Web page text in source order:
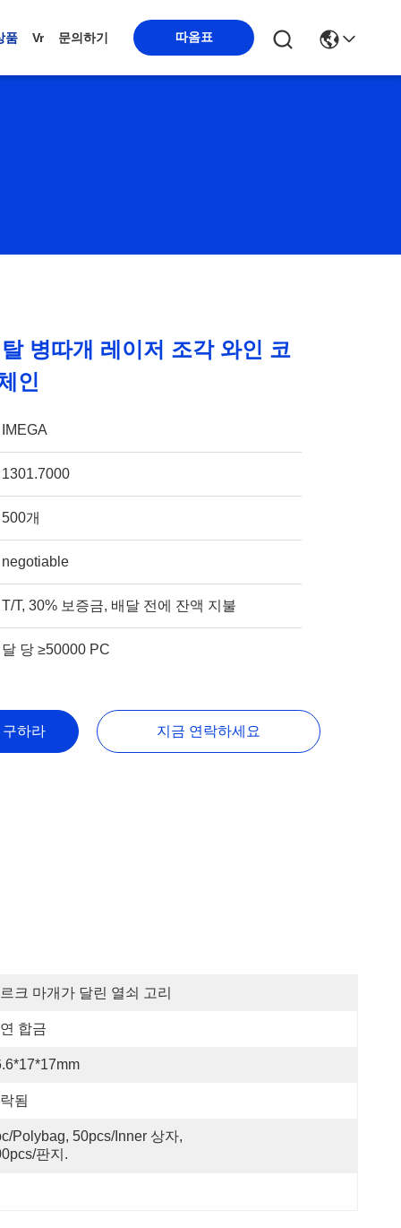
품 Vr 문의하기 따옴표
병따개 레이저 조각 와인 코
인
IMEGA
1301.7000
500개
negotiable
T/T, 30% 보증금, 배달 전에 잔액 지불
달 당 ≥50000 PC
하라 지금 연락하세요
크 마개가 달린 열쇠 고리
합금
됨
polybag, 50pcs/inner 상자,
판지.